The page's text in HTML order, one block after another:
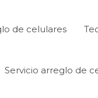
de celulares
Servicio arreglo de